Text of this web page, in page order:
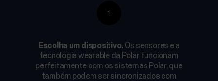
1
Escolha um dispositivo. Os sensores e a
tecnologia wearable da Polar funcionam
perfeitamente com os sistemas Polar, que
também podem ser sincronizados com